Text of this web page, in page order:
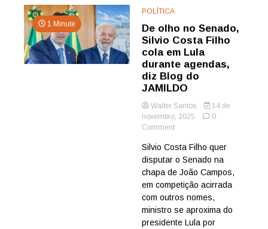
1 Minute
POLÍTICA
De olho no Senado,
Silvio Costa Filho
cola em Lula
durante agendas,
diz Blog do
JAMILDO
Walter Santos
14 de
novembro, 2025
0
Commenton
olho
no
Senado,
Silvio
Costa
Filho
cola
em
Silvio Costa Filho quer
disputar o Senado na
chapa de João Campos,
em competição acirrada
com outros nomes,
ministro se aproxima do
presidente Lula por